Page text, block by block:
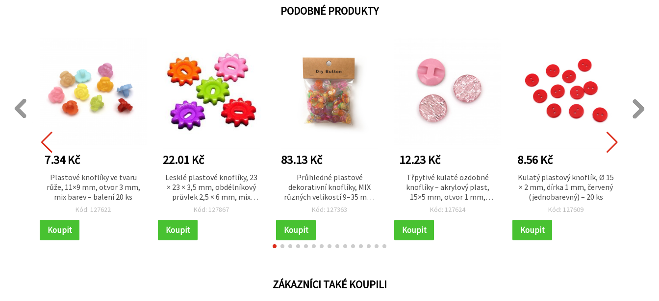
PODOBNÉ PRODUKTY
7.34 Kč
Plastové knoflíky ve tvaru
růže, 11×9 mm, otvor 3 mm,
mix barev – balení 20 ks
Kód: 127622
Koupit
22.01 Kč
Lesklé plastové knoflíky, 23
× 23 × 3,5 mm, obdélníkový
průvlek 2,5 × 6 mm, mix
barev – balení 23,5 g (~20 ks)
Kód: 127867
Koupit
83.13 Kč
Průhledné plastové
dekorativní knoflíky, MIX
různých velikostí 9–35 mm,
150 g
Kód: 127363
Koupit
12.23 Kč
Třpytivé kulaté ozdobné
knoflíky – akrylový plast,
15×5 mm, otvor 1 mm,
světle růžová s efektem
Kód: 127624
Koupit
8.56 Kč
Kulatý plastový knoflík, Ø 15
× 2 mm, dírka 1 mm, červený
(jednobarevný) – 20 ks
Kód: 127609
Koupit
ZÁKAZNÍCI TAKÉ KOUPILI